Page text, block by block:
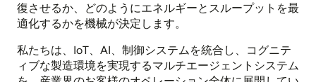
復させるか、どのようにエネルギーとスループットを最
適化するかを機械が決定します。
私たちは、IoT、AI、制御システムを統合し、コグニテ
ィブな製造環境を実現するマルチエージェントシステム